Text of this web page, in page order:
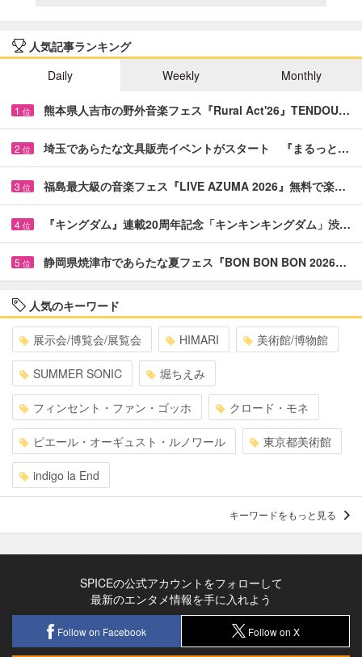
人気記事ランキング
Daily
Weekly Monthly
1 位 熊本県人吉市の野外音楽フェス『Rural Act'26』TENDOU…
2 位 埼玉であらたな文具販売イベントがスタート 『まるっと…
3 位 福島最大級の音楽フェス『LIVE AZUMA 2026』無料で楽…
4 位 『キングダム』連載20周年記念「キンキンキングダム」渋…
5 位 静岡県焼津市であらたな夏フェス『BON BON BON 2026…
人気のキーワード
展示会/博覧会/展覧会 HIMARI 美術館/博物館
SUMMER SONIC 堀ちえみ
フィンセント・ファン・ゴッホ クロード・モネ
ピエール・オーギュスト・ルノワール 東京都美術館
indigo la End
キーワードをもっと見る
SPICEの公式アカウントをフォローして
最新のエンタメ情報を手に入れよう
Follow on Facebook Follow on X